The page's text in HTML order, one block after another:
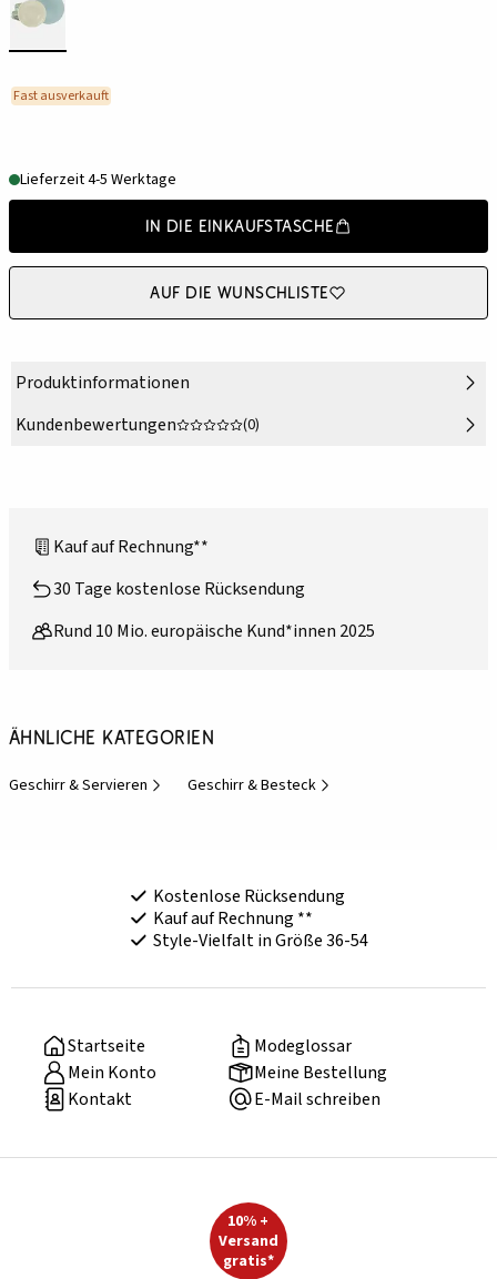
Fast ausverkauft
Lieferzeit 4-5 Werktage
In die Einkaufstasche
Auf die Wunschliste
Produktinformationen
Kundenbewertungen
(0)
Kauf auf Rechnung**
30 Tage kostenlose Rücksendung
Rund 10 Mio. europäische Kund*innen 2025
Ähnliche Kategorien
Geschirr & Servieren Geschirr & Besteck
Kostenlose Rücksendung
Kauf auf Rechnung **
Style-Vielfalt in Größe 36-54
Startseite
Modeglossar
Mein Konto
Meine Bestellung
Kontakt
E-Mail schreiben
10% +
Versand
gratis*